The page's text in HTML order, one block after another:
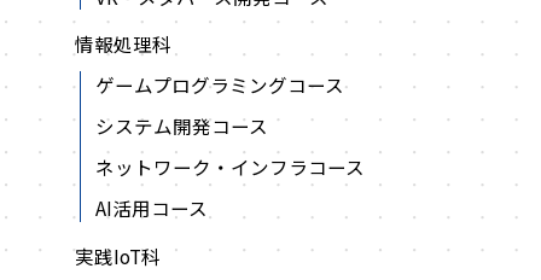
情報処理科
ゲームプログラミングコース
システム開発コース
ネットワーク・インフラコース
AI活用コース
実践IoT科